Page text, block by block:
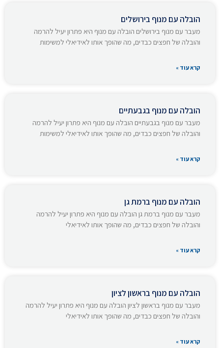
הובלה עם מנוף בירושלים
מעבר עם מנוף בירושלים הובלה עם מנוף היא פתרון יעיל להרמה
והובלה של חפצים כבדים, מה שהופך אותו לאידיאלי למשימות
קרא עוד »
הובלה עם מנוף בגבעתיים
מעבר עם מנוף בגבעתיים הובלה עם מנוף היא פתרון יעיל להרמה
והובלה של חפצים כבדים, מה שהופך אותו לאידיאלי למשימות
קרא עוד »
הובלה עם מנוף ברמת גן
מעבר עם מנוף ברמת גן הובלה עם מנוף היא פתרון יעיל להרמה
והובלה של חפצים כבדים, מה שהופך אותו לאידיאלי
קרא עוד »
הובלה עם מנוף בראשון לציון
מעבר עם מנוף בראשון לציון הובלה עם מנוף היא פתרון יעיל להרמה
והובלה של חפצים כבדים, מה שהופך אותו לאידיאלי
קרא עוד »